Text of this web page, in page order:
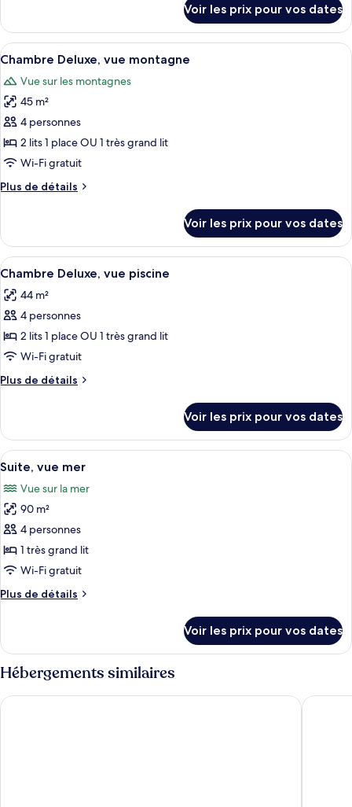
chambre :
Suite,
1
chambre
(Sky)
le
type
de
Suite,
(Sky)
Voir les prix pour vos dates
Afficher
toutes
les
photos
pour
ce
type
chambre :
vue
montagne
Une chambre d’hôtel avec un
9
Chambre Deluxe, vue montagne
Vue sur les montagnes
45 m²
4 personnes
2 lits 1 place OU 1 très grand lit
Wi-Fi gratuit
Plus de détails
Plus
le
type
de
Chambre
Deluxe,
montagne
Voir les prix pour vos dates
Afficher
toutes
les
photos
pour
ce
type
de
Chambre
Deluxe,
vue
piscine
Une chambre d’hôtel spacieuse,
6
Chambre Deluxe, vue piscine
44 m²
4 personnes
2 lits 1 place OU 1 très grand lit
Wi-Fi gratuit
Plus de détails
Plus
le
type
de
Chambre
Deluxe,
piscine
Voir les prix pour vos dates
Afficher
toutes
les
photos
pour
ce
type
chambre :
mer
Une chambre d’hôtel avec un grand
9
Suite, vue mer
Vue sur la mer
90 m²
4 personnes
1 très grand lit
Wi-Fi gratuit
Plus de détails
Plus
le
type
de
Suite,
Voir les prix pour vos dates
Hébergements similaires
Vinpearl Resort & Spa Phu Quoc